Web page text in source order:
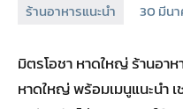
ร้านอาหารแนะนำ 30 มีน
admin
มิตรโอชา หาดใหญ่ ร้านอา
หาดใหญ่ พร้อมเมนูแนะนำ